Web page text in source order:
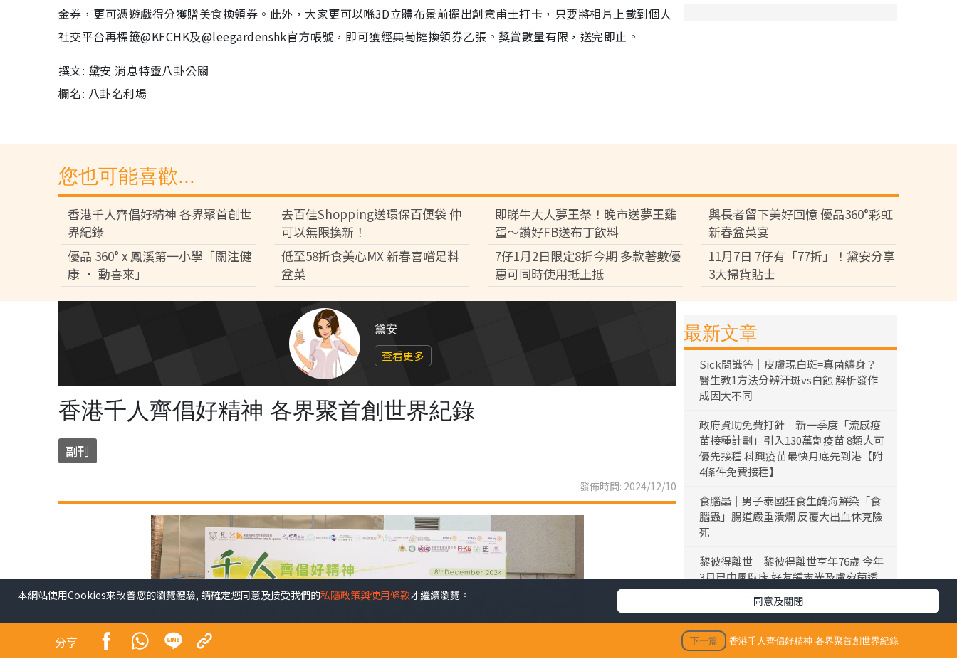
金券，更可憑遊戲得分獲贈美食換領券。此外，大家更可以喺3D立體布景前擺出創意甫士打卡，只要將相片上載到個人
社交平台再標籤@KFCHK及@leegardenshk官方帳號，即可獲經典葡撻換領券乙張。獎賞數量有限，送完即止。
撰文: 黛安 消息特靈八卦公關
欄名: 八卦名利場
您也可能喜歡...
香港千人齊倡好精神 各界聚首創世
界紀錄
去百佳Shopping送環保百便袋 仲
可以無限換新！
即睇牛大人夢王祭！晚市送夢王雞
蛋～讚好FB送布丁飲料
與長者留下美好回憶 優品360°彩虹
新春盆菜宴
優品 360° x 鳳溪第一小學「關注健
康 • 動喜來」
低至58折食美心MX 新春喜嚐足料
盆菜
7仔1月2日限定8折今期 多款著數優
惠可同時使用抵上抵
11月7日 7仔有「77折」！黛安分享
3大掃貨貼士
黛安
查看更多
香港千人齊倡好精神 各界聚首創世界紀錄
副刊
發佈時間: 2024/12/10
最新文章
Sick問識答｜皮膚現白斑=真菌纏身？
醫生教1方法分辨汗斑vs白蝕 解析發作
成因大不同
政府資助免費打針｜新一季度「流感疫
苗接種計劃」引入130萬劑疫苗 8類人可
優先接種 科興疫苗最快月底先到港【附
4條件免費接種】
食腦蟲｜男子泰國狂食生醃海鮮染「食
腦蟲」腸道嚴重潰爛 反覆大出血休克險
死
黎彼得離世｜黎彼得離世享年76歲 今年
3月已中風臥床 好友鍾志光及盧宛茵透
露黎彼得最後時光
陳浚霆｜《愛回家》風少陳浚霆歐遊行
山出事 1原因全身爆紅疹極恐怖 險「毀
容」急回港求醫【附皮膚科醫生夏日防
分享 下一篇 香港千人齊倡好精神 各界聚首創世界紀錄
本網站使用Cookies來改善您的瀏覽體驗, 請確定您同意及接受我們的私隱政策與使用條款才繼續瀏覽。 同意及關閉